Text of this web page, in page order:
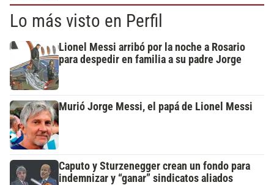
Lo más visto en Perfil
Lionel Messi arribó por la noche a Rosario
para despedir en familia a su padre Jorge
Murió Jorge Messi, el papá de Lionel Messi
Caputo y Sturzenegger crean un fondo para
indemnizar y “ganar” sindicatos aliados